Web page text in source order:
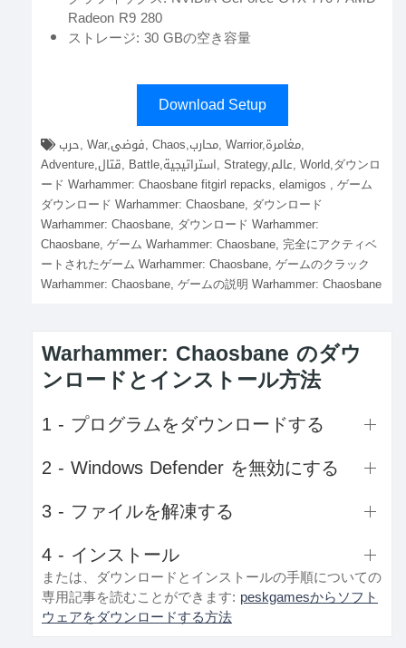
Radeon R9 280
ストレージ: 30 GBの空き容量
Download Setup
Adventure,قتال, Battle,استراتيجية, Strategy,عالم, World,ダウンロ
ード Warhammer: Chaosbane fitgirl repacks, elamigos , ゲーム
ダウンロード Warhammer: Chaosbane, ダウンロード
Warhammer: Chaosbane, ダウンロード Warhammer:
Chaosbane, ゲーム Warhammer: Chaosbane, 完全にアクティベ
ートされたゲーム Warhammer: Chaosbane, ゲームのクラック
Warhammer: Chaosbane, ゲームの説明 Warhammer: Chaosbane
Warhammer: Chaosbane のダウ
ンロードとインストール方法
1 - プログラムをダウンロードする
2 - Windows Defender を無効にする
3 - ファイルを解凍する
4 - インストール
または、ダウンロードとインストールの手順についての
専用記事を読むことができます: peskgamesからソフト
ウェアをダウンロードする方法